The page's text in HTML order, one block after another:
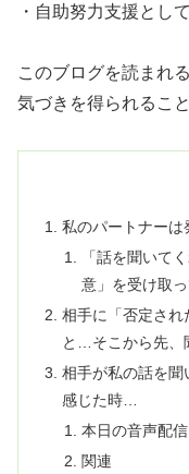
・自助努力支援とし
このブログを読まれ
気づきを得られるこ
私のパートナー
「話を聞いて
意」を受け取
相手に「否定され
と…そこから先、
相手が私の話を聞
感じた時…
本日の音声配
関連